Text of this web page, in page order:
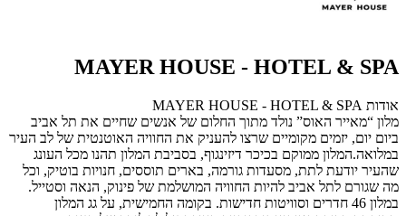
MAYER HOUSE - HOTEL & SPA
אודות MAYER HOUSE - HOTEL & SPA
מלון “מאייר האוס” נולד מתוך החלום של אנשים שחיים את תל אביב
ביום יום, יזמים מקומיים שרצו להעניק את החוויה האוטנטית של לב העיר
במלואה.המלון ממוקם בכיכר דיזינגוף, בסביבת המלון תהנו מכל העונג
שהעיר יודעת לתת, מסעדות גורמה, בארים תוססים, חנויות בוטיק, וכל
מה שגורם לתל אביב להיות החוויה המושלמת של פינוק, הנאה וסטייל.
במלון 46 חדרים וסוויטות חדישות. בקומה החמישית, על גג המלון